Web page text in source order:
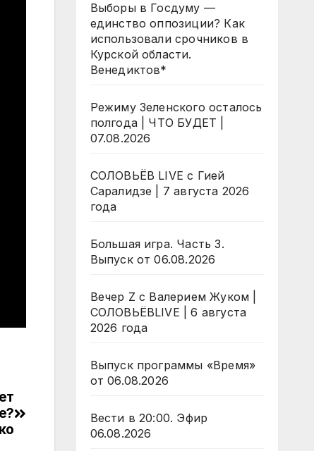
Выборы в Госдуму —
единство оппозиции? Как
использовали срочников в
Курской области.
Венедиктов*
Режиму Зеленского осталось
полгода | ЧТО БУДЕТ |
07.08.2026
СОЛОВЬЁВ LIVE с Гией
Саралидзе | 7 августа 2026
года
Большая игра. Часть 3.
Выпуск от 06.08.2026
Вечер Z с Валерием Жуком |
СОЛОВЬЁВLIVE | 6 августа
2026 года
Выпуск программы «Время»
от 06.08.2026
Вести в 20:00. Эфир
06.08.2026